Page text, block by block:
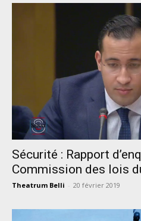
Sécurité : Rapport
Commission des lois
Theatrum Belli - 20 février 2019